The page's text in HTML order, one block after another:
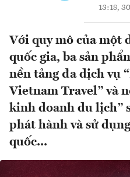
13:18,
Với quy mô của một
quốc gia, ba sản
nền tảng đa dịch vụ
Vietnam Travel” và
kinh doanh du lịch”
phát hành và sử
quốc...